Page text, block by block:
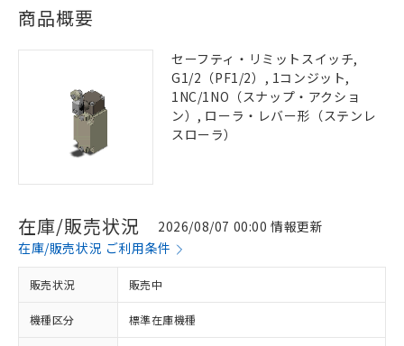
商品概要
セーフティ・リミットスイッチ,
G1/2（PF1/2）, 1コンジット,
1NC/1NO（スナップ・アクショ
ン）, ローラ・レバー形（ステンレ
スローラ）
在庫/販売状況
2026/08/07 00:00 情報更新
在庫/販売状況 ご利用条件
販売状況 販売中
機種区分 標準在庫機種